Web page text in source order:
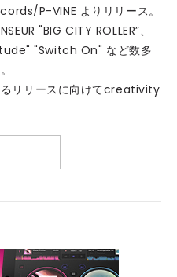
P-VINE よりリリース。
"BIG CITY ROLLER”、
"Switch On" など数多
るリリースに向けてcreativity